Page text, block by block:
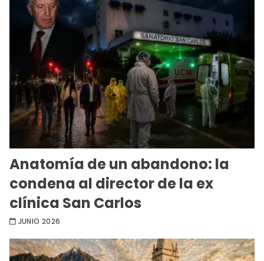
Anatomía de un abandono: la
condena al director de la ex
clínica San Carlos
JUNIO 2026